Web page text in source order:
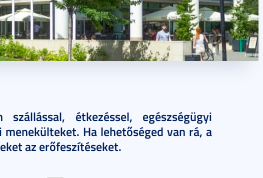
szállással, étkezéssel, egészségügyi
Ha lehetőséged van rá, a
az erőfeszítéseket.